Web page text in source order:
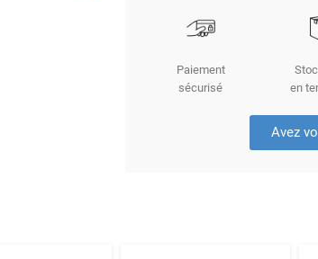
Paiement
sécurisé
en
Avez